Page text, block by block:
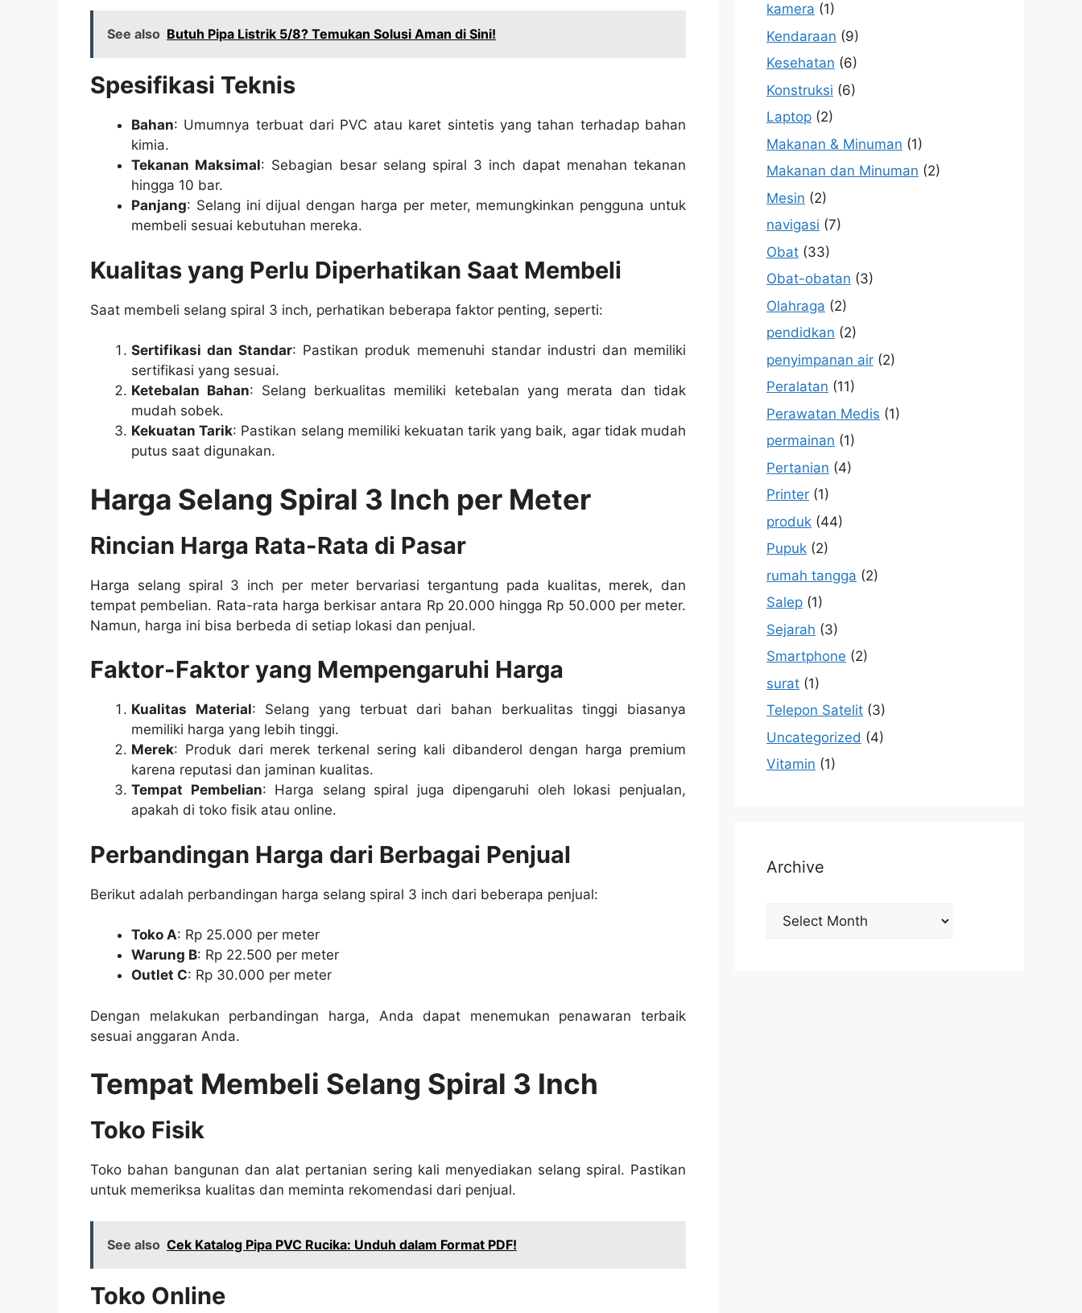
See also Butuh Pipa Listrik 5/8? Temukan Solusi Aman di Sini!
Spesifikasi Teknis
Bahan: Umumnya terbuat dari PVC atau karet sintetis yang tahan terhadap bahan
kimia.
Tekanan Maksimal: Sebagian besar selang spiral 3 inch dapat menahan tekanan
hingga 10 bar.
Panjang: Selang ini dijual dengan harga per meter, memungkinkan pengguna untuk
membeli sesuai kebutuhan mereka.
Kualitas yang Perlu Diperhatikan Saat Membeli
Saat membeli selang spiral 3 inch, perhatikan beberapa faktor penting, seperti:
Sertifikasi dan Standar: Pastikan produk memenuhi standar industri dan memiliki
sertifikasi yang sesuai.
Ketebalan Bahan: Selang berkualitas memiliki ketebalan yang merata dan tidak
mudah sobek.
Kekuatan Tarik: Pastikan selang memiliki kekuatan tarik yang baik, agar tidak mudah
putus saat digunakan.
Harga Selang Spiral 3 Inch per Meter
Rincian Harga Rata-Rata di Pasar
Harga selang spiral 3 inch per meter bervariasi tergantung pada kualitas, merek, dan
tempat pembelian. Rata-rata harga berkisar antara Rp 20.000 hingga Rp 50.000 per meter.
Namun, harga ini bisa berbeda di setiap lokasi dan penjual.
Faktor-Faktor yang Mempengaruhi Harga
Kualitas Material: Selang yang terbuat dari bahan berkualitas tinggi biasanya
memiliki harga yang lebih tinggi.
Merek: Produk dari merek terkenal sering kali dibanderol dengan harga premium
karena reputasi dan jaminan kualitas.
Tempat Pembelian: Harga selang spiral juga dipengaruhi oleh lokasi penjualan,
apakah di toko fisik atau online.
Perbandingan Harga dari Berbagai Penjual
Berikut adalah perbandingan harga selang spiral 3 inch dari beberapa penjual:
Toko A: Rp 25.000 per meter
Warung B: Rp 22.500 per meter
Outlet C: Rp 30.000 per meter
Dengan melakukan perbandingan harga, Anda dapat menemukan penawaran terbaik
sesuai anggaran Anda.
Tempat Membeli Selang Spiral 3 Inch
Toko Fisik
Toko bahan bangunan dan alat pertanian sering kali menyediakan selang spiral. Pastikan
untuk memeriksa kualitas dan meminta rekomendasi dari penjual.
See also Cek Katalog Pipa PVC Rucika: Unduh dalam Format PDF!
Toko Online
kamera (1)
Kendaraan (9)
Kesehatan (6)
Konstruksi (6)
Laptop (2)
Makanan & Minuman (1)
Makanan dan Minuman (2)
Mesin (2)
navigasi (7)
Obat (33)
Obat-obatan (3)
Olahraga (2)
pendidkan (2)
penyimpanan air (2)
Peralatan (11)
Perawatan Medis (1)
permainan (1)
Pertanian (4)
Printer (1)
produk (44)
Pupuk (2)
rumah tangga (2)
Salep (1)
Sejarah (3)
Smartphone (2)
surat (1)
Telepon Satelit (3)
Uncategorized (4)
Vitamin (1)
Archive
Archive